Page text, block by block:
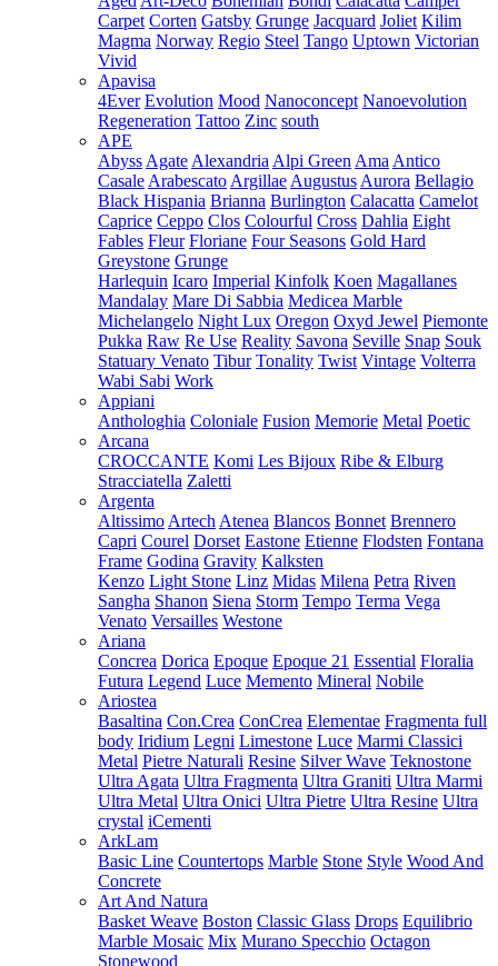
Carpet Corten Gatsby Grunge Jacquard Joliet Kilim
Magma Norway Regio Steel Tango Uptown Victorian
Vivid
Apavisa
4Ever Evolution Mood Nanoconcept Nanoevolution
Regeneration Tattoo Zinc south
APE
Abyss Agate Alexandria Alpi Green Ama Antico
Casale Arabescato Argillae Augustus Aurora Bellagio
Black Hispania Brianna Burlington Calacatta Camelot
Caprice Ceppo Clos Colourful Cross Dahlia Eight
Fables Fleur Floriane Four Seasons Gold Hard
Greystone Grunge
Harlequin Icaro Imperial Kinfolk Koen Magallanes
Mandalay Mare Di Sabbia Medicea Marble
Michelangelo Night Lux Oregon Oxyd Jewel Piemonte
Pukka Raw Re Use Reality Savona Seville Snap Souk
Statuary Venato Tibur Tonality Twist Vintage Volterra
Wabi Sabi Work
Appiani
Anthologhia Coloniale Fusion Memorie Metal Poetic
Arcana
CROCCANTE Komi Les Bijoux Ribe & Elburg
Stracciatella Zaletti
Argenta
Altissimo Artech Atenea Blancos Bonnet Brennero
Capri Courel Dorset Eastone Etienne Flodsten Fontana
Frame Godina Gravity Kalksten
Kenzo Light Stone Linz Midas Milena Petra Riven
Sangha Shanon Siena Storm Tempo Terma Vega
Venato Versailles Westone
Ariana
Concrea Dorica Epoque Epoque 21 Essential Floralia
Futura Legend Luce Memento Mineral Nobile
Ariostea
Basaltina Con.Crea ConCrea Elementae Fragmenta full
body Iridium Legni Limestone Luce Marmi Classici
Metal Pietre Naturali Resine Silver Wave Teknostone
Ultra Agata Ultra Fragmenta Ultra Graniti Ultra Marmi
Ultra Metal Ultra Onici Ultra Pietre Ultra Resine Ultra
crystal iCementi
ArkLam
Basic Line Countertops Marble Stone Style Wood And
Concrete
Art And Natura
Basket Weave Boston Classic Glass Drops Equilibrio
Marble Mosaic Mix Murano Specchio Octagon
Stonewood